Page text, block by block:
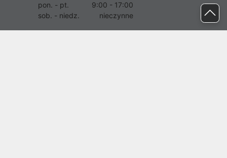
pon. - pt.
9:00 - 17:00
sob. - niedz.
nieczynne